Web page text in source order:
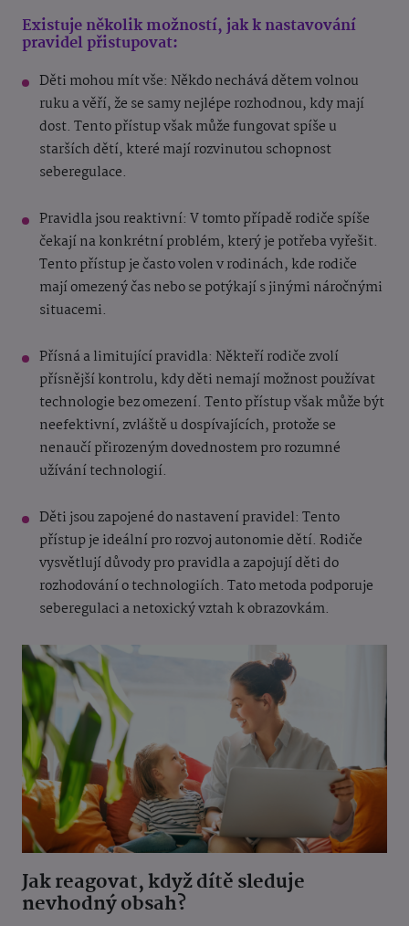
Existuje několik možností, jak k nastavování
pravidel přistupovat:
Děti mohou mít vše: Někdo nechává dětem volnou
ruku a věří, že se samy nejlépe rozhodnou, kdy mají
dost. Tento přístup však může fungovat spíše u
starších dětí, které mají rozvinutou schopnost
seberegulace.
Pravidla jsou reaktivní: V tomto případě rodiče spíše
čekají na konkrétní problém, který je potřeba vyřešit.
Tento přístup je často volen v rodinách, kde rodiče
mají omezený čas nebo se potýkají s jinými náročnými
situacemi.
Přísná a limitující pravidla: Někteří rodiče zvolí
přísnější kontrolu, kdy děti nemají možnost používat
technologie bez omezení. Tento přístup však může být
neefektivní, zvláště u dospívajících, protože se
nenaučí přirozeným dovednostem pro rozumné
užívání technologií.
Děti jsou zapojené do nastavení pravidel: Tento
přístup je ideální pro rozvoj autonomie dětí. Rodiče
vysvětlují důvody pro pravidla a zapojují děti do
rozhodování o technologiích. Tato metoda podporuje
seberegulaci a netoxický vztah k obrazovkám.
Jak reagovat, když dítě sleduje
nevhodný obsah?